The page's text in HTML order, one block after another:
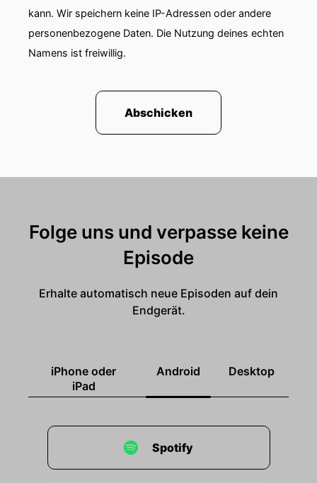
kann. Wir speichern keine IP-Adressen oder andere
personenbezogene Daten. Die Nutzung deines echten
Namens ist freiwillig.
Abschicken
Folge uns und verpasse keine
Episode
Erhalte automatisch neue Episoden auf dein
Endgerät.
iPhone oder
iPad
Android Desktop
Spotify